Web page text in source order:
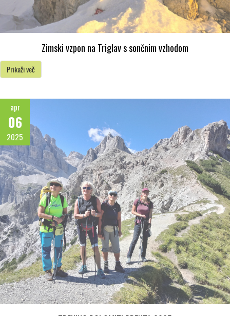
Zimski vzpon na Triglav s sončnim vzhodom
Prikaži več
apr
06
2025